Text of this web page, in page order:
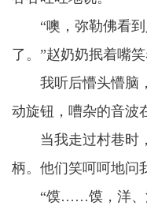
“噢，弥勒佛看到
了。”赵奶奶抿着嘴笑
我听后懵头懵脑，
动旋钮，嘈杂的音波
当我走过村巷时，
柄。他们笑呵呵地问
“馍……馍，洋、